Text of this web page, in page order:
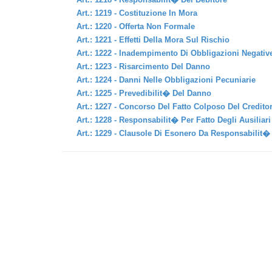
Art.: 1219 - Costituzione In Mora
Art.: 1220 - Offerta Non Formale
Art.: 1221 - Effetti Della Mora Sul Rischio
Art.: 1222 - Inadempimento Di Obbligazioni
Art.: 1223 - Risarcimento Del Danno
Art.: 1224 - Danni Nelle Obbligazioni Pecuniarie
Art.: 1225 - Prevedibilit� Del Danno
Art.: 1227 - Concorso Del Fatto Colposo Del
Art.: 1228 - Responsabilit� Per Fatto Degli Ausiliari
Art.: 1229 - Clausole Di Esonero Da Responsabilit�